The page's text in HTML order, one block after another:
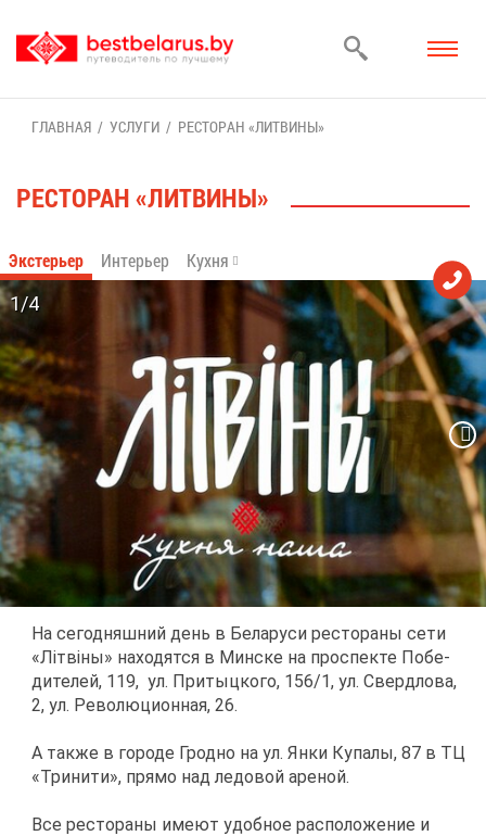
ГЛАВ­НАЯ УСЛУ­ГИ РЕ­СТО­РАН «ЛИТ­ВИ­НЫ»
РЕ­СТО­РАН «ЛИТ­ВИ­НЫ»
Экс­те­рьер Ин­те­рьер Кух­ня
На се­го­дняш­ний день в Бе­ла­ру­си ре­сто­ра­ны се­ти
«Лiтвi­ны» на­хо­дят­ся в Мин­ске на про­спек­те По­бе­
ди­те­лей, 119, ул. При­тыц­ко­го, 156/1, ул. Сверд­ло­ва,
2, ул. Ре­во­лю­ци­он­ная, 26.
А та­к­же в го­ро­де Грод­но на ул. Ян­ки Ку­па­лы, 87 в ТЦ
«Три­ни­ти», пря­мо над ле­до­вой аре­ной.
Все ре­сто­ра­ны име­ют удоб­ное рас­по­ло­же­ние и
1/4